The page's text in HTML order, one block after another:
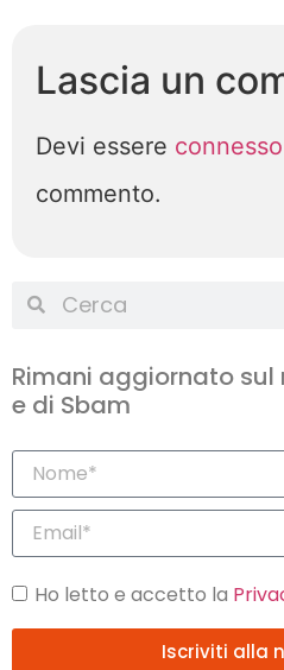
Lascia un
Devi essere connesso
commento.
Rimani aggiornato
e di Sbam
Ho letto e accetto la
Iscriviti alla